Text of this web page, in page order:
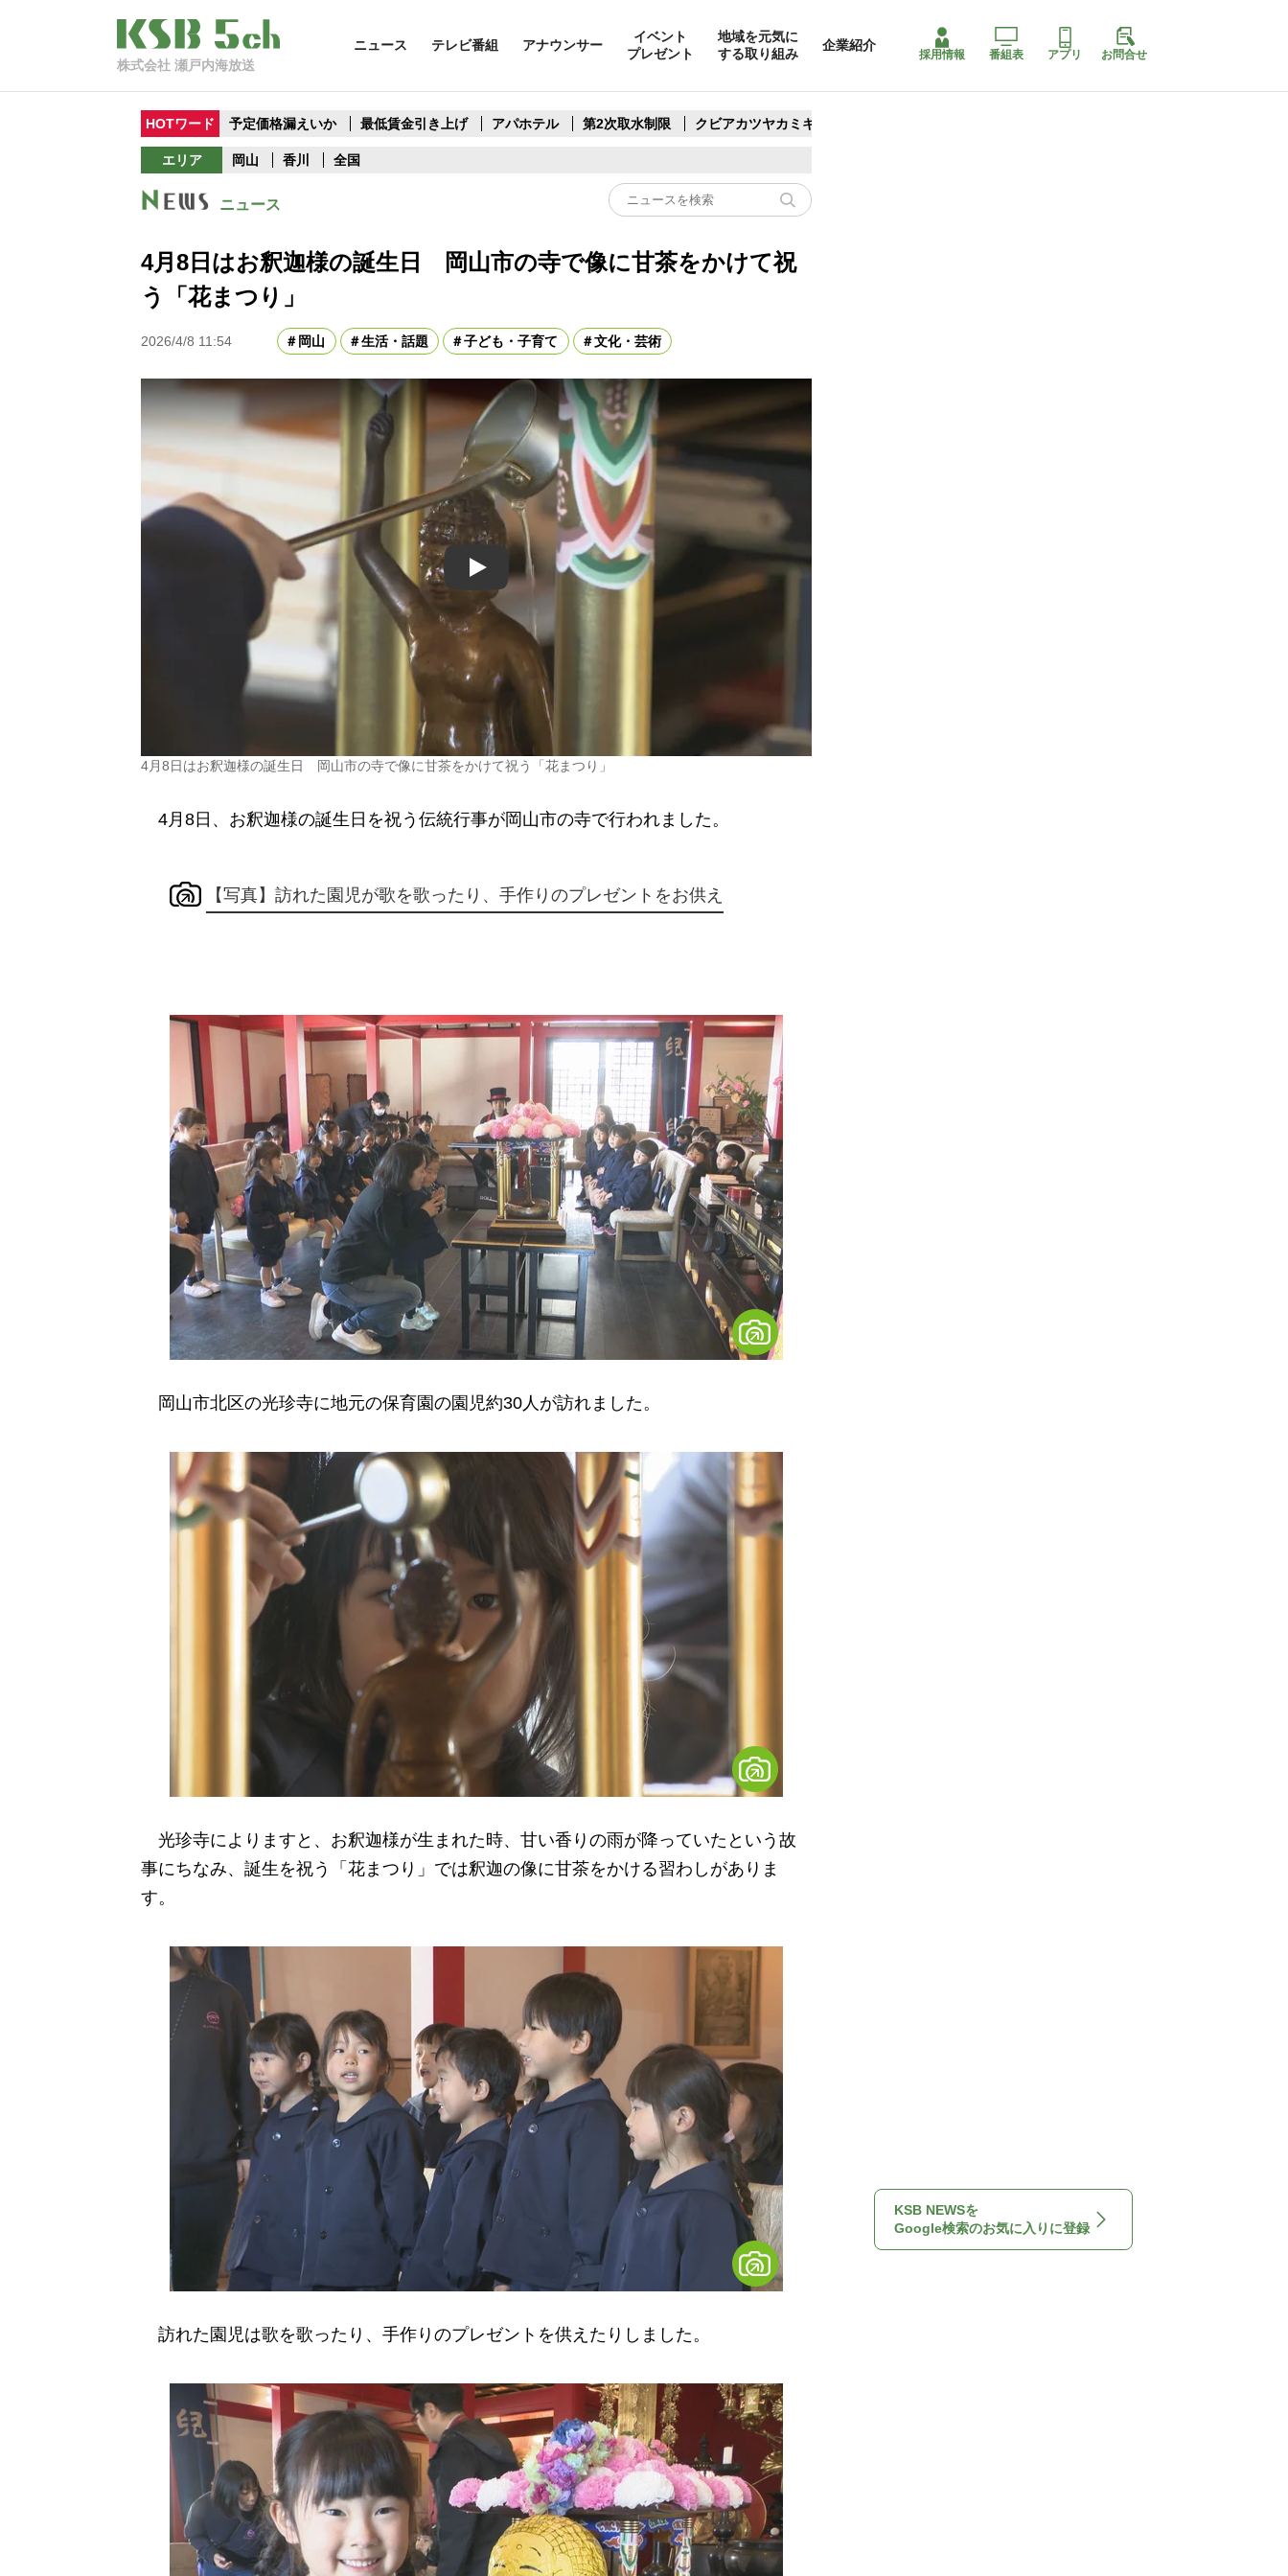
株式会社 瀬戸内海放送
ニュース テレビ番組 アナウンサー
イベント
プレゼント
地域を元気に
する取り組み
企業紹介
採用情報 番組表 アプリ お問合せ
HOTワード 予定価格漏えいか 最低賃金引き上げ アパホテル 第2次取水制限 クビアカツヤカミキリ
エリア 岡山 香川 全国
ニュース
4月8日はお釈迦様の誕生日 岡山市の寺で像に甘茶をかけて祝
う「花まつり」
2026/4/8 11:54 岡山 生活・話題 子ども・子育て 文化・芸術
Play
4月8日はお釈迦様の誕生日 岡山市の寺で像に甘茶をかけて祝う「花まつり」
4月8日、お釈迦様の誕生日を祝う伝統行事が岡山市の寺で行われました。
【写真】訪れた園児が歌を歌ったり、手作りのプレゼントをお供え
岡山市北区の光珍寺に地元の保育園の園児約30人が訪れました。
光珍寺によりますと、お釈迦様が生まれた時、甘い香りの雨が降っていたという故
事にちなみ、誕生を祝う「花まつり」では釈迦の像に甘茶をかける習わしがありま
す。
訪れた園児は歌を歌ったり、手作りのプレゼントを供えたりしました。
KSB NEWSを
Google検索のお気に入りに登録